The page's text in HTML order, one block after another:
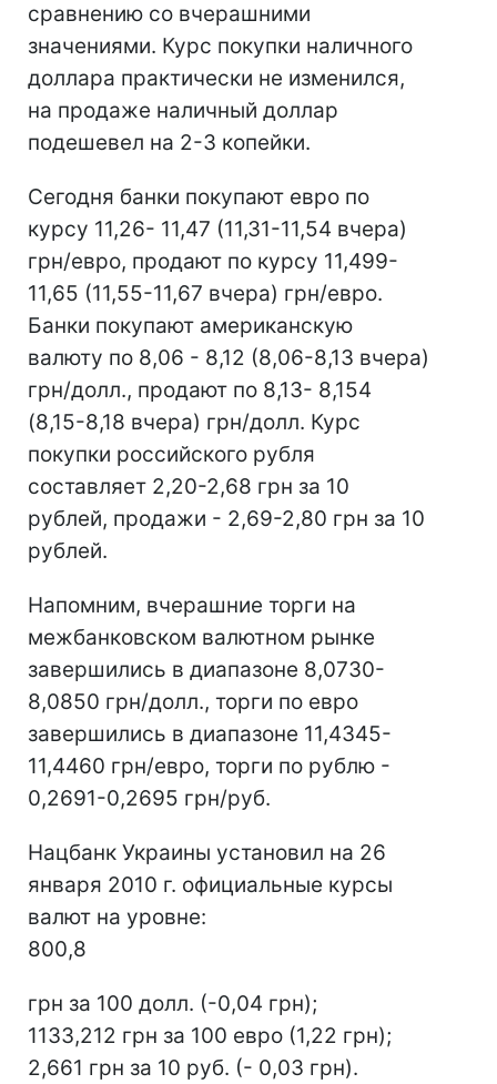
сравнению со вчерашними
значениями. Курс покупки наличного
доллара практически не изменился,
на продаже наличный доллар
подешевел на 2-3 копейки.
Сегодня банки покупают евро по
курсу 11,26- 11,47 (11,31-11,54 вчера)
грн/евро, продают по курсу 11,499-
11,65 (11,55-11,67 вчера) грн/евро.
Банки покупают американскую
валюту по 8,06 - 8,12 (8,06-8,13 вчера)
грн/долл., продают по 8,13- 8,154
(8,15-8,18 вчера) грн/долл. Курс
покупки российского рубля
составляет 2,20-2,68 грн за 10
рублей, продажи - 2,69-2,80 грн за 10
рублей.
Напомним, вчерашние торги на
межбанковском валютном рынке
завершились в диапазоне 8,0730-
8,0850 грн/долл., торги по евро
завершились в диапазоне 11,4345-
11,4460 грн/евро, торги по рублю -
0,2691-0,2695 грн/руб.
Нацбанк Украины установил на 26
января 2010 г. официальные курсы
валют на уровне:
800,8
грн за 100 долл. (-0,04 грн);
1133,212 грн за 100 евро (1,22 грн);
2,661 грн за 10 руб. (- 0,03 грн).